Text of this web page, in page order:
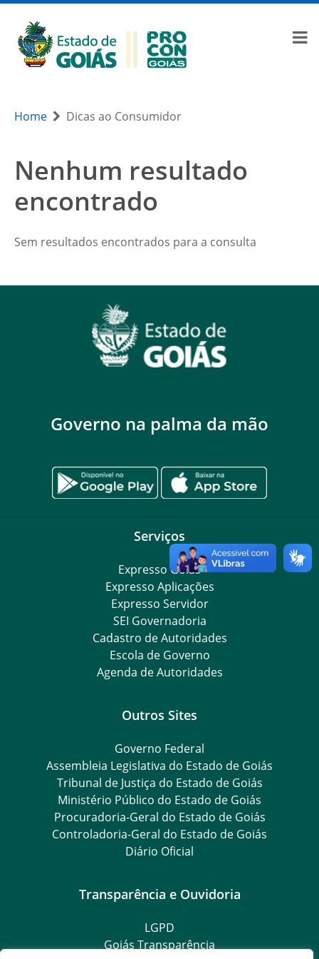
Home Dicas ao Consumidor
Nenhum resultado
encontrado
Sem resultados encontrados para a consulta
Governo na palma da mão
Serviços
Expresso Goiás
Expresso Aplicações
Expresso Servidor
SEI Governadoria
Cadastro de Autoridades
Escola de Governo
Agenda de Autoridades
Outros Sites
Governo Federal
Assembleia Legislativa do Estado de Goiás
Tribunal de Justiça do Estado de Goiás
Ministério Público do Estado de Goiás
Procuradoria-Geral do Estado de Goiás
Controladoria-Geral do Estado de Goiás
Diário Oficial
Transparência e Ouvidoria
LGPD
Goiás Transparência